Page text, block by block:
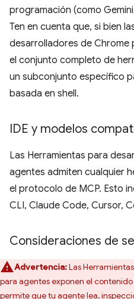
programación (como
Ten en cuenta que, si bien
desarrolladores de
el conjunto completo de
un subconjunto específico
basada en shell.
IDE y modelos
Las Herramientas para
agentes admiten cualquier
el protocolo de MCP. Esto
CLI, Claude Code, Cursor,
Consideraciones de
Advertencia:Las
para agentes exponen el
permite que tu agente lea,